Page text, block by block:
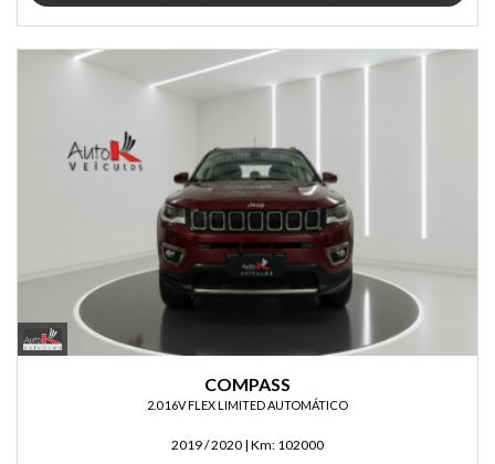
COMPASS
2.0 16V FLEX LIMITED AUTOMÁTICO
2019 / 2020 | Km: 102000